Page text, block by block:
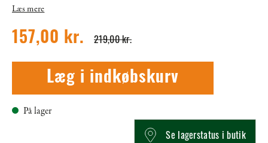
Læs mere
219,00 kr.
157,00 kr.
Læg i indkøbskurv
På lager
Se lagerstatus i butik